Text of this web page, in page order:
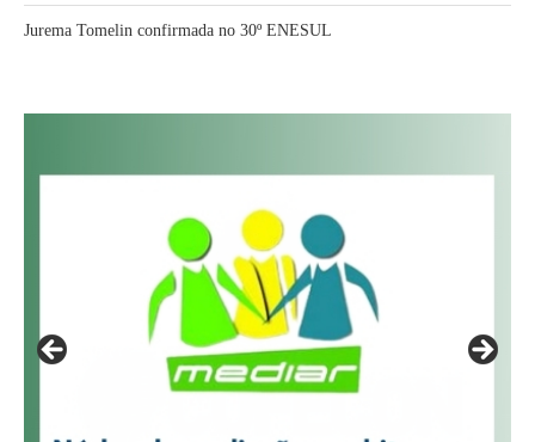
Jurema Tomelin confirmada no 30º ENESUL